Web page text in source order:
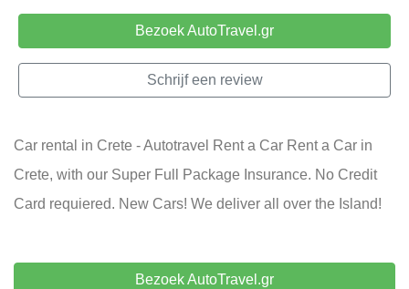
Bezoek AutoTravel.gr
Schrijf een review
Car rental in Crete - Autotravel Rent a Car Rent a Car in
Crete, with our Super Full Package Insurance. No Credit
Card requiered. New Cars! We deliver all over the Island!
Bezoek AutoTravel.gr